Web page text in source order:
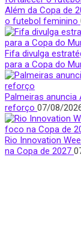
Além da Copa de
o futebol feminino
Fifa divulga
para a Copa do
Palmeiras anuncia
reforço 07/08/
Rio Innovation
na Copa de 2027